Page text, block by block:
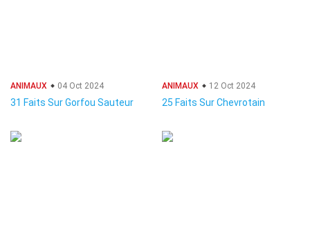
ANIMAUX 04 Oct 2024
31 Faits Sur Gorfou Sauteur
ANIMAUX 12 Oct 2024
25 Faits Sur Chevrotain